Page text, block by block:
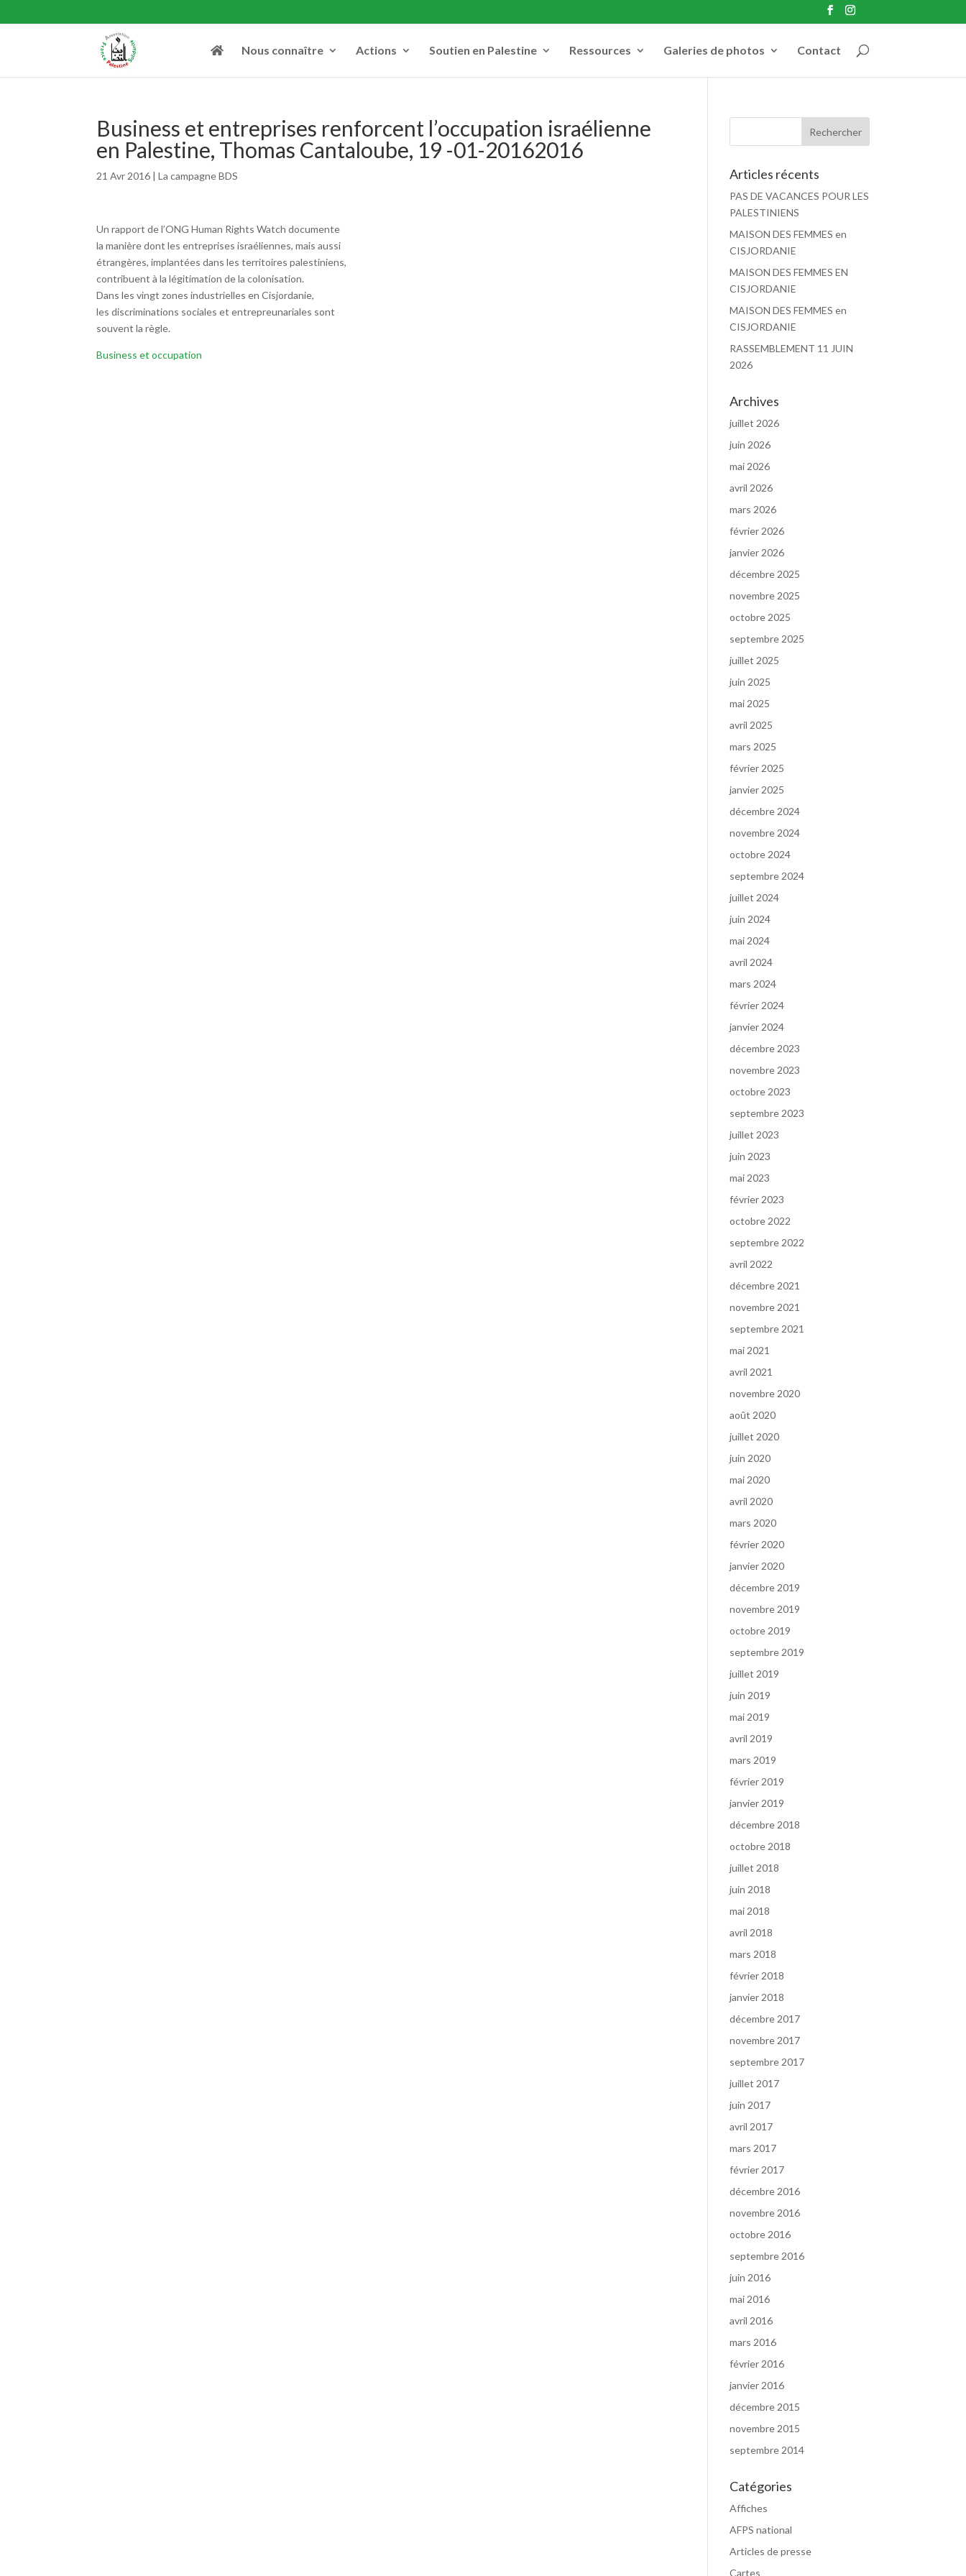
Nous connaître Actions Soutien en Palestine Ressources Galeries de photos Contact
Business et entreprises renforcent l’occupation israélienne
en Palestine, Thomas Cantaloube, 19 -01-20162016
21 Avr 2016 |La campagne BDS
Un rapport de l’ONG Human Rights Watch documente
la manière dont les entreprises israéliennes, mais aussi
étrangères, implantées dans les territoires palestiniens,
contribuent à la légitimation de la colonisation.
Dans les vingt zones industrielles en Cisjordanie,
les discriminations sociales et entrepreunariales sont
souvent la règle.
Business et occupation
Articles récents
PAS DE VACANCES POUR LES
PALESTINIENS
MAISON DES FEMMES en
CISJORDANIE
MAISON DES FEMMES EN
CISJORDANIE
MAISON DES FEMMES en
CISJORDANIE
RASSEMBLEMENT 11 JUIN
2026
Archives
juillet 2026
juin 2026
mai 2026
avril 2026
mars 2026
février 2026
janvier 2026
décembre 2025
novembre 2025
octobre 2025
septembre 2025
juillet 2025
juin 2025
mai 2025
avril 2025
mars 2025
février 2025
janvier 2025
décembre 2024
novembre 2024
octobre 2024
septembre 2024
juillet 2024
juin 2024
mai 2024
avril 2024
mars 2024
février 2024
janvier 2024
décembre 2023
novembre 2023
octobre 2023
septembre 2023
juillet 2023
juin 2023
mai 2023
février 2023
octobre 2022
septembre 2022
avril 2022
décembre 2021
novembre 2021
septembre 2021
mai 2021
avril 2021
novembre 2020
août 2020
juillet 2020
juin 2020
mai 2020
avril 2020
mars 2020
février 2020
janvier 2020
décembre 2019
novembre 2019
octobre 2019
septembre 2019
juillet 2019
juin 2019
mai 2019
avril 2019
mars 2019
février 2019
janvier 2019
décembre 2018
octobre 2018
juillet 2018
juin 2018
mai 2018
avril 2018
mars 2018
février 2018
janvier 2018
décembre 2017
novembre 2017
septembre 2017
juillet 2017
juin 2017
avril 2017
mars 2017
février 2017
décembre 2016
novembre 2016
octobre 2016
septembre 2016
juin 2016
mai 2016
avril 2016
mars 2016
février 2016
janvier 2016
décembre 2015
novembre 2015
septembre 2014
Catégories
Affiches
AFPS national
Articles de presse
Cartes